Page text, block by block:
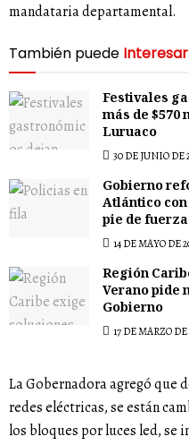
mandataria departamental.
También puede
Festivales
más de
Luruaco
30 DE JUNIO DE
Gobierno
Atlántico
pie de fuerza
14 DE MAYO DE
Región
Verano pide
Gobierno
17 DE MARZO
La Gobernadora agregó que
redes eléctricas, se están
los bloques por luces led, se